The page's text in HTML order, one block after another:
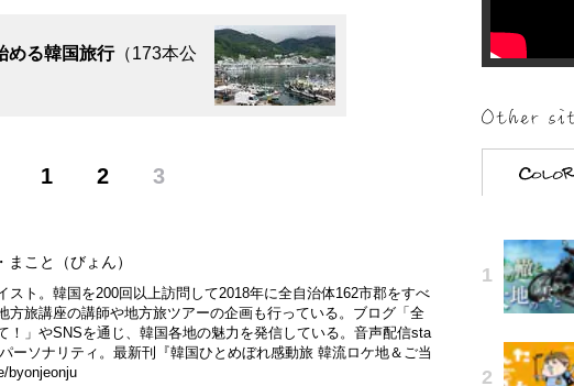
める韓国旅行（173本公
1 2 3
まこと（びょん）
スト。韓国を200回以上訪問して2018年に全自治体162市郡をすべ
方旅講座の講師や地方旅ツアーの企画も行っている。ブログ「全
！」やSNSを通じ、韓国各地の魅力を発信している。音声配信sta
ーソナリティ。最新刊『韓国ひとめぼれ感動旅 韓流ロケ地＆ご当
byonjeonju